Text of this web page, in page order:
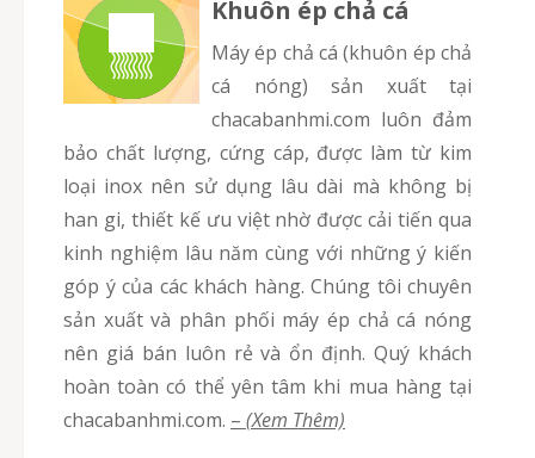
Khuôn ép chả cá
Máy ép chả cá (khuôn ép chả
cá nóng) sản xuất tại
chacabanhmi.com luôn đảm
bảo chất lượng, cứng cáp, được làm từ kim
loại inox nên sử dụng lâu dài mà không bị
han gi, thiết kế ưu việt nhờ được cải tiến qua
kinh nghiệm lâu năm cùng với những ý kiến
góp ý của các khách hàng. Chúng tôi chuyên
sản xuất và phân phối máy ép chả cá nóng
nên giá bán luôn rẻ và ổn định. Quý khách
hoàn toàn có thể yên tâm khi mua hàng tại
chacabanhmi.com. – (Xem Thêm)